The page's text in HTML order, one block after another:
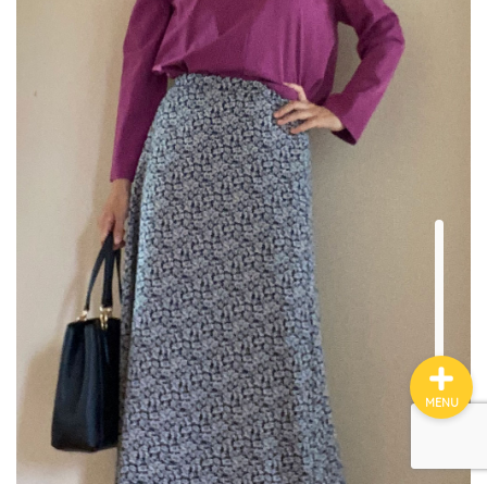
MENU
エディストクローゼット
メチャカリ
Rcawaii
お悩み別おすすめ
利用シーン別おすすめ